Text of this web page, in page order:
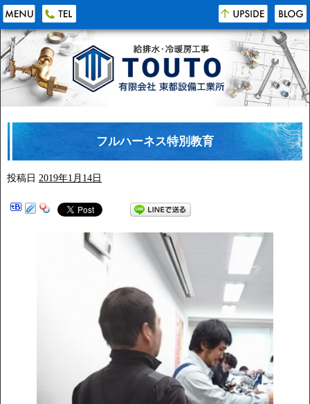
フルハーネス特別教育
投稿日 2019年1月14日